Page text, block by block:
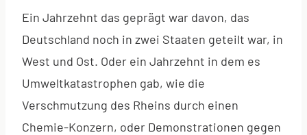
Ein Jahrzehnt das geprägt war davon, das
Deutschland noch in zwei Staaten geteilt war, in
West und Ost. Oder ein Jahrzehnt in dem es
Umweltkatastrophen gab, wie die
Verschmutzung des Rheins durch einen
Chemie-Konzern, oder Demonstrationen gegen